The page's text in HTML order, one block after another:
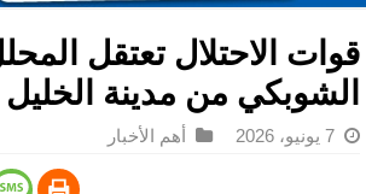
قوات الاحتلال تعتقل
الشوبكي من مدينة الخليل
7 يونيو، 2026 أهم الأخبار